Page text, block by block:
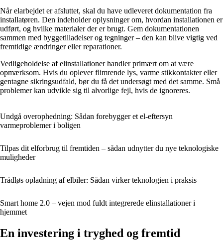
Når elarbejdet er afsluttet, skal du have udleveret dokumentation fra
installatøren. Den indeholder oplysninger om, hvordan installationen er
udført, og hvilke materialer der er brugt. Gem dokumentationen
sammen med byggetilladelser og tegninger – den kan blive vigtig ved
fremtidige ændringer eller reparationer.
Vedligeholdelse af elinstallationer handler primært om at være
opmærksom. Hvis du oplever flimrende lys, varme stikkontakter eller
gentagne sikringsudfald, bør du få det undersøgt med det samme. Små
problemer kan udvikle sig til alvorlige fejl, hvis de ignoreres.
Undgå overophedning: Sådan forebygger et el-eftersyn
varmeproblemer i boligen
Tilpas dit elforbrug til fremtiden – sådan udnytter du nye teknologiske
muligheder
Trådløs opladning af elbiler: Sådan virker teknologien i praksis
Smart home 2.0 – vejen mod fuldt integrerede elinstallationer i
hjemmet
En investering i tryghed og fremtid